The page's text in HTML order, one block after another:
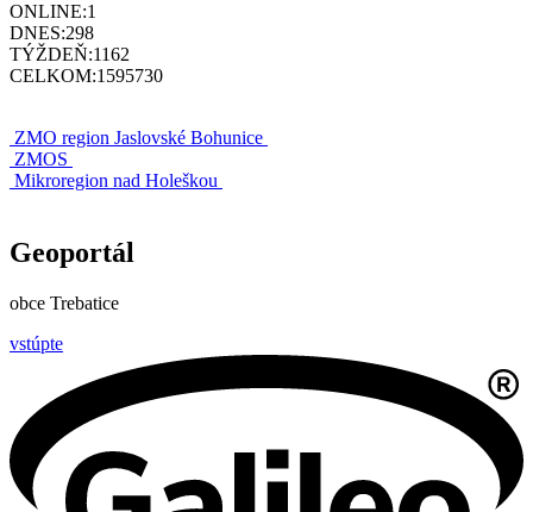
ONLINE:1
DNES:298
TÝŽDEŇ:1162
CELKOM:1595730
ZMO region Jaslovské Bohunice
ZMOS
Mikroregion nad Holeškou
Geoportál
obce Trebatice
vstúpte